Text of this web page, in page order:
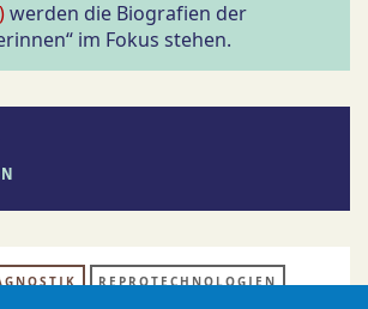
werden die Biografien der
im Fokus stehen.
REPROTECHNOLOGIEN